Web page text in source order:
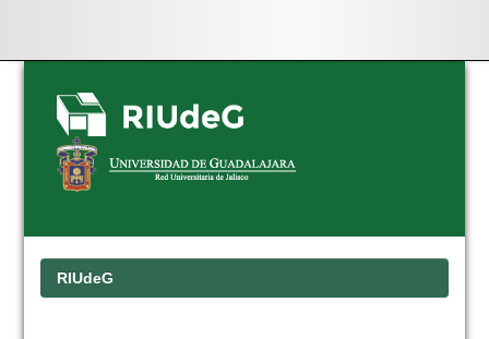
Skip
navigation
RIUdeG